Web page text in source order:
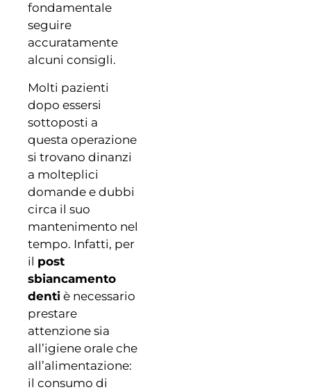
fondamentale
seguire
accuratamente
alcuni consigli.
Molti pazienti
dopo essersi
sottoposti a
questa operazione
si trovano dinanzi
a molteplici
domande e dubbi
circa il suo
mantenimento nel
tempo. Infatti, per
il post
sbiancamento
denti è necessario
prestare
attenzione sia
all’igiene orale che
all’alimentazione:
il consumo di